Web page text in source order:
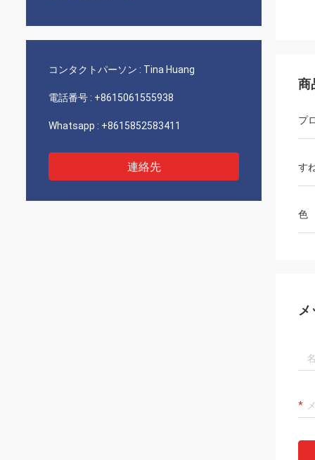
コンタクトパーソン : Tina Huang
電話番号 : +8615061555938
Whatsapp : +8615852583411
連絡先
商
プ
す
色